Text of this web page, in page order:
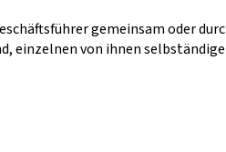
gemeinsam oder
einzelnen von ihnen